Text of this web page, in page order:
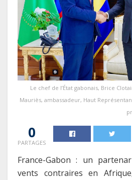
Le chef de l’État gabonais, Brice
Mauriès, ambassadeur, Haut
0
PARTAGES
France-Gabon : un
vents contraires en